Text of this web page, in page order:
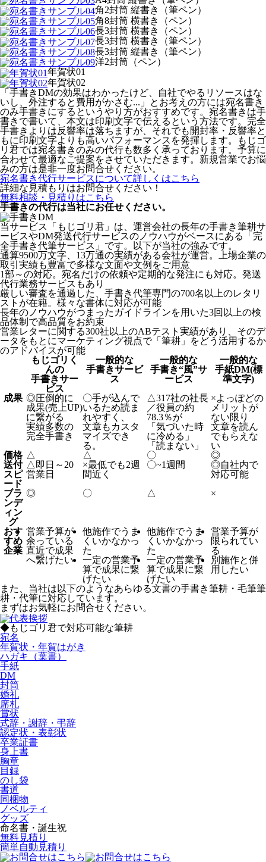
角2封筒 縦書き（筆ペン）
角8封筒 横書き（ペン）
長3封筒 横書き（ペン）
長3封筒 横書き（筆ペン）
長3封筒 縦書き（筆ペン）
洋2封筒（ペン）
年賀状01
年賀状02
「手書きDMの効果はわかったけど、自社でやるリソースはな
いし、外注すると費用がかさむ...」とお考えの方には宛名書き
のみ手書きにするというやり方がおすすめです。宛名書きは手
書きで書いて、本文は印刷文字で伝えるという方法です。完全
手書きよりは反響率は落ちますが、それでも開封率・反響率と
もに印刷文字よりも高いパフォーマンスを発揮します。もじゴ
リ君では宛名書きのみの代行も数多く承っております。予算に
合わせて最適なご提案をさせていただきます。新規営業でお悩
みの方は是非一度お問合せください。
宛名書き代行サービスについて詳しくはこちら
詳細な見積もりはお問合せください！
無料相談・見積りはこちら
手書きの代行は当社にお任せください。
当サービス「もじゴリ君」は、運営会社の長年の手書き筆耕サ
ービスやDM発送代行サービスのノウハウがベースにある「完
全手書き代筆サービス」です。以下が当社の強みです。
通算9500万文字、13万通の実績がある会社が運営。上場企業の
取引実績も豊富で多様な文面や文例をご用意
1部～の対応。宛名だけの依頼や定期的な発注にも対応。発送
代行業務サービスもあり
厳しい審査を通過した、手書き代筆専門の700名以上のレタリ
ストが在籍。様々な書体に対応が可能
長年のノウハウがつまったガイドラインを用いた3回以上の検
品体制で高品質をお約束
営業レターに関する300社以上のABテスト実績があり、そのデ
ータをもとにマーケティング視点で「筆耕」をどう活用するか
のアドバイスが可能
もじゴリく
んの
手書きサー
ビス
一般的な
手書きサービ
ス
一般的な
手書き“風”サ
ービス
一般的な
手紙DM(標
準文字)
成果 ◎圧倒的に
成果(売上UP)
に繋がる
実績多数の
完全手書き
〇手が込んで
いるため読ま
れやすく、
文章もカスタ
マイズでき
る。
△317社の社長
／役員の約
78.3％が
「気づいた時
に冷める」
「読まない」
×よっぽどの
メリットが
ない限り
文章を読ん
でもらえな
い
価格 △ △ 〇
◎
送付
スピ
ード
△ 即日～20
営業日
×最低でも2週
間近く
〇~1週間 ◎自社内で
対応可能
ブラ
ンデ
ィン
グ
◎ 〇 △ ×
おす
すめ
企業
営業予算が
余っている
直近で成果
へ繋げたい
他施作でうま
くいかなかっ
た
一定の営業予
算で成果に繋
げたい
他施作でうま
くいかなかっ
た
一定の営業予
算で成果に繋
げたい
営業予算が
限られてい
る
別施作と併
用したい
また、当社は以下のようなあらゆる文書の手書き筆耕・毛筆筆
耕・代筆に対応しています。
まずはお気軽にお問合せください。
◆もじゴリ君で対応可能な筆耕
宛名
年賀状・年賀はがき
ハガキ（葉書）
手紙
DM
封筒
婚礼
席札
賞状
式辞・謝辞・弔辞
認定状・表彰状
卒業証書
身上書
胸章
目録
のし袋
書道
同梱物
ノベルティ
グッズ
命名書・誕生祝
無料見積り
簡単自動見積り